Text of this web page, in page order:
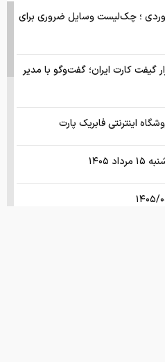
؛ چک‌لیست وسایل ضروری برای
گیفت کارت ایران؛ گفت‌وگو با مدیر
اینترنتی فابریک پارت
۱۴۰۵